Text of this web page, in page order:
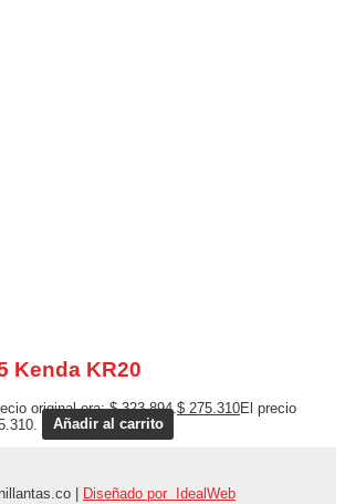
Kenda KR20
original era: $ 323.894. $ 275.310El precio
Añadir al carrito
| Diseñado por IdealWeb